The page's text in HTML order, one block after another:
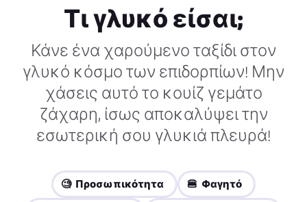
Τι γλυκό είσαι;
Κάνε ένα χαρούμενο ταξίδι στον
γλυκό κόσμο των επιδορπίων! Μην
χάσεις αυτό το κουίζ γεμάτο
ζάχαρη, ίσως αποκαλύψει την
εσωτερική σου γλυκιά πλευρά!
🧐 Προσωπικότητα 🍔 Φαγητό